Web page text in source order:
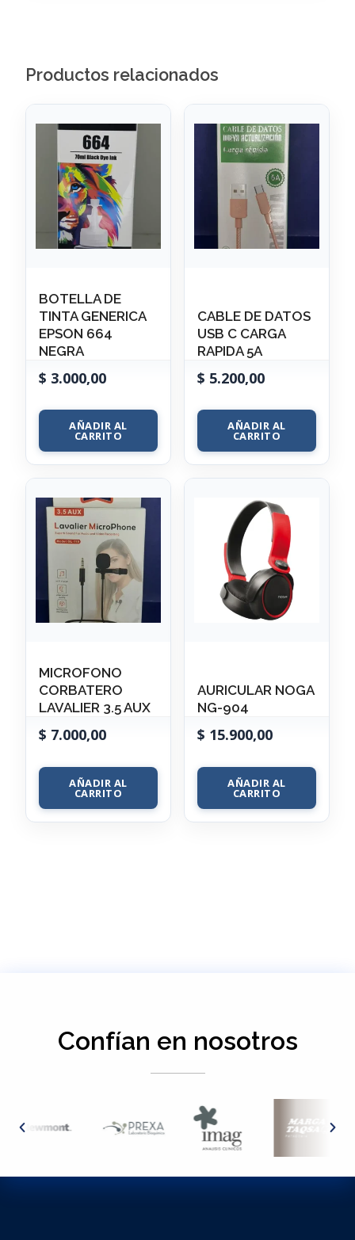
Productos relacionados
BOTELLA DE
TINTA GENERICA
EPSON 664
NEGRA
$ 3.000,00
AÑADIR AL
CARRITO
CABLE DE DATOS
USB C CARGA
RAPIDA 5A
$ 5.200,00
AÑADIR AL
CARRITO
MICROFONO
CORBATERO
LAVALIER 3.5 AUX
$ 7.000,00
AÑADIR AL
CARRITO
AURICULAR NOGA
NG-904
$ 15.900,00
AÑADIR AL
CARRITO
Confían en nosotros